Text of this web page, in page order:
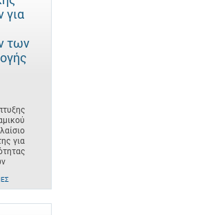
για
των
για